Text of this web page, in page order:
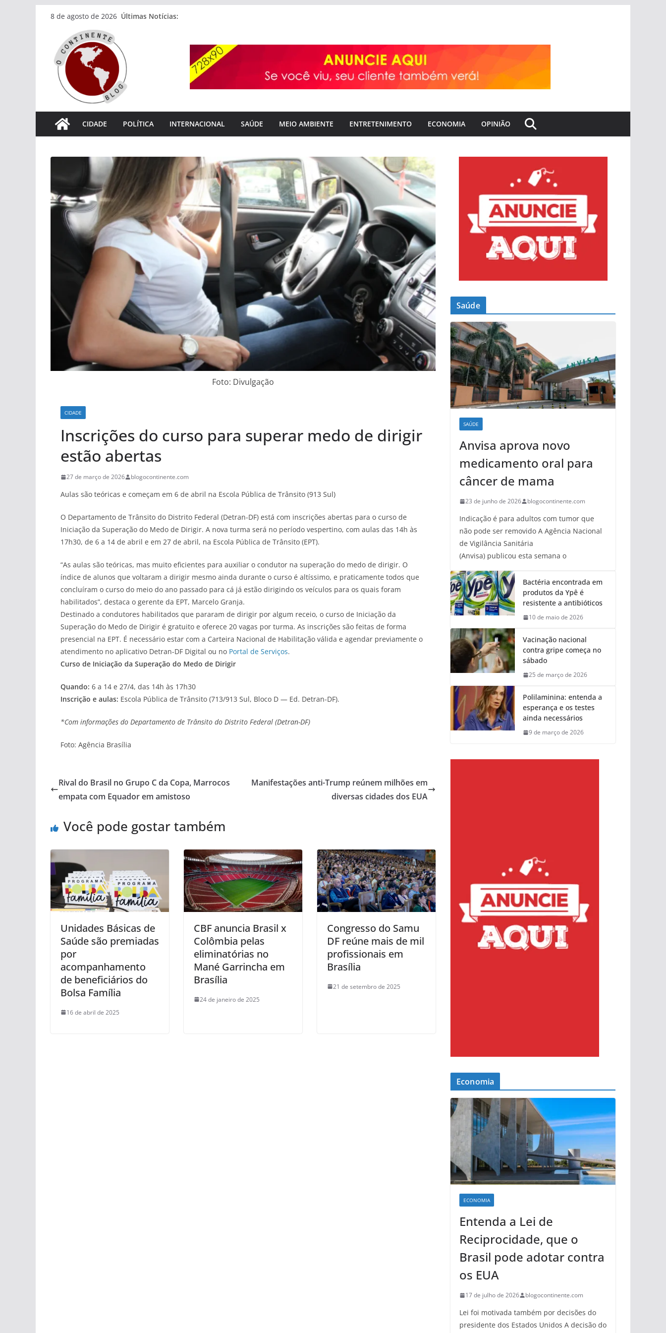
Pular
conteúdo
8 de agosto de 2026 Últimas Notícias:
CIDADE POLÍTICA INTERNACIONAL SAÚDE MEIO AMBIENTE ENTRETENIMENTO ECONOMIA OPINIÃO
Foto: Divulgação
CIDADE
Inscrições do curso para superar medo de dirigir
estão abertas
27 de março de 2026 blogocontinente.com
Aulas são teóricas e começam em 6 de abril na Escola Pública de Trânsito (913 Sul)
O Departamento de Trânsito do Distrito Federal (Detran-DF) está com inscrições abertas para o curso de
Iniciação da Superação do Medo de Dirigir. A nova turma será no período vespertino, com aulas das 14h às
17h30, de 6 a 14 de abril e em 27 de abril, na Escola Pública de Trânsito (EPT).
“As aulas são teóricas, mas muito eficientes para auxiliar o condutor na superação do medo de dirigir. O
índice de alunos que voltaram a dirigir mesmo ainda durante o curso é altíssimo, e praticamente todos que
concluíram o curso do meio do ano passado para cá já estão dirigindo os veículos para os quais foram
habilitados”, destaca o gerente da EPT, Marcelo Granja.
Destinado a condutores habilitados que pararam de dirigir por algum receio, o curso de Iniciação da
Superação do Medo de Dirigir é gratuito e oferece 20 vagas por turma. As inscrições são feitas de forma
presencial na EPT. É necessário estar com a Carteira Nacional de Habilitação válida e agendar previamente o
atendimento no aplicativo Detran-DF Digital ou no Portal de Serviços.
Curso de Iniciação da Superação do Medo de Dirigir
Quando: 6 a 14 e 27/4, das 14h às 17h30
Inscrição e aulas: Escola Pública de Trânsito (713/913 Sul, Bloco D — Ed. Detran-DF).
*Com informações do Departamento de Trânsito do Distrito Federal (Detran-DF)
Foto: Agência Brasília
Rival do Brasil no Grupo C da Copa, Marrocos
empata com Equador em amistoso
Manifestações anti-Trump reúnem milhões em
diversas cidades dos EUA
Você pode gostar também
Unidades Básicas de
Saúde são premiadas
por
acompanhamento
de beneficiários do
Bolsa Família
16 de abril de 2025
CBF anuncia Brasil x
Colômbia pelas
eliminatórias no
Mané Garrincha em
Brasília
24 de janeiro de 2025
Congresso do Samu
DF reúne mais de mil
profissionais em
Brasília
21 de setembro de 2025
Saúde
SAÚDE
Anvisa aprova novo
medicamento oral para
câncer de mama
23 de junho de 2026 blogocontinente.com
Indicação é para adultos com tumor que
não pode ser removido A Agência Nacional
de Vigilância Sanitária
(Anvisa) publicou esta semana o
Bactéria encontrada em
produtos da Ypê é
resistente a antibióticos
10 de maio de 2026
Vacinação nacional
contra gripe começa no
sábado
25 de março de 2026
Polilaminina: entenda a
esperança e os testes
ainda necessários
9 de março de 2026
Economia
ECONOMIA
Entenda a Lei de
Reciprocidade, que o
Brasil pode adotar contra
os EUA
17 de julho de 2026 blogocontinente.com
Lei foi motivada também por decisões do
presidente dos Estados Unidos A decisão do